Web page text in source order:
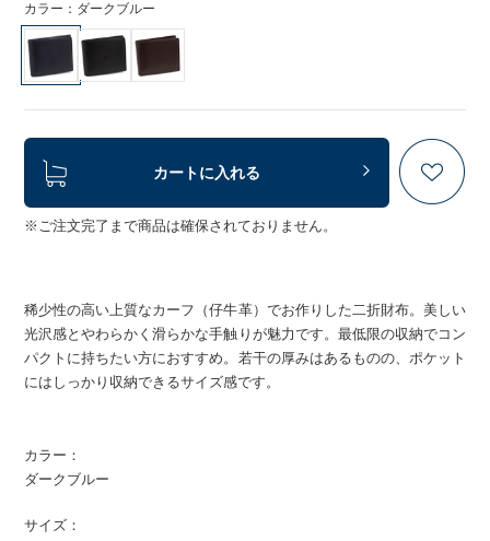
カラー：ダークブルー
カートに入れる
※ご注文完了まで商品は確保されておりません。
稀少性の高い上質なカーフ（仔牛革）でお作りした二折財布。美しい
光沢感とやわらかく滑らかな手触りが魅力です。最低限の収納でコン
パクトに持ちたい方におすすめ。若干の厚みはあるものの、ポケット
にはしっかり収納できるサイズ感です。
カラー：
ダークブルー
サイズ：